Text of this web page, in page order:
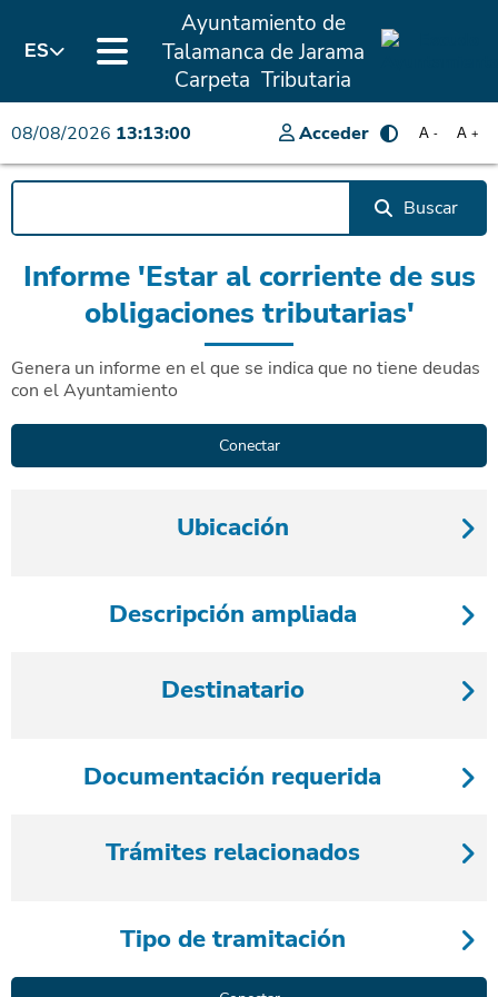
ES
Ayuntamiento de
Talamanca de Jarama
Carpeta Tributaria
08/08/2026 13:13:00 Acceder A +
A -
Buscar
Informe 'Estar al corriente de sus
obligaciones tributarias'
Genera un informe en el que se indica que no tiene deudas
con el Ayuntamiento
Ubicación
Descripción ampliada
Destinatario
Documentación requerida
Trámites relacionados
Tipo de tramitación